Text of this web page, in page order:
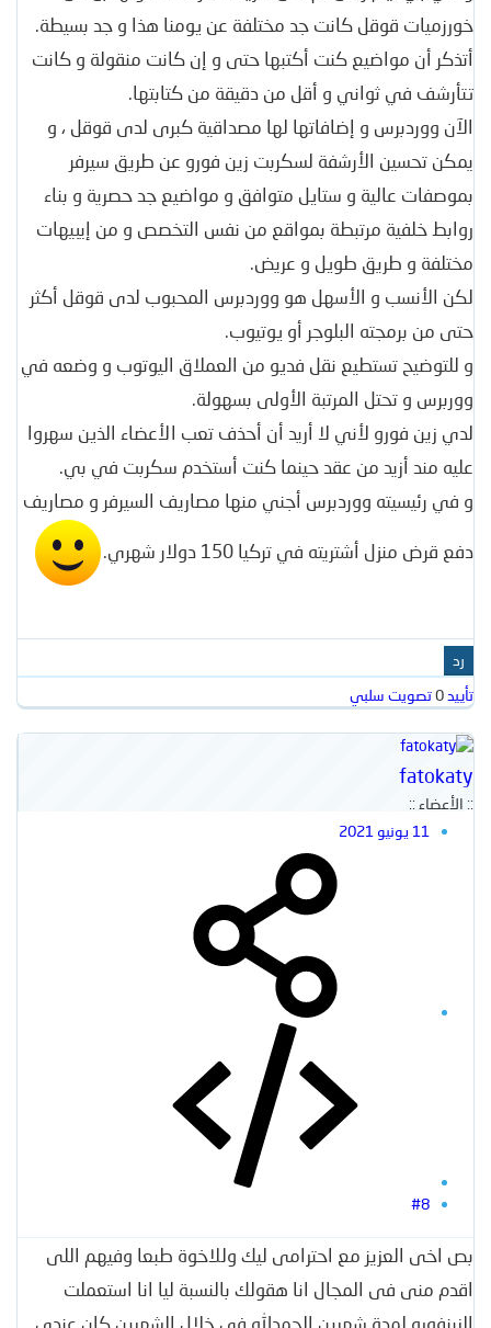
خورزميات قوقل كانت جد مختلفة عن يومنا هذا و جد بسيطة.
أتذكر أن مواضيع كنت أكتبها حتى و إن كانت منقولة و كانت
تتأرشف في ثواني و أقل من دقيقة من كتابتها.
الآن ووردبرس و إضافاتها لها مصداقية كبرى لدى قوقل ، و
يمكن تحسين الأرشفة لسكربت زين فورو عن طريق سيرفر
بموصفات عالية و ستايل متوافق و مواضيع جد حصرية و بناء
روابط خلفية مرتبطة بمواقع من نفس التخصص و من إيبيهات
مختلفة و طريق طويل و عريض.
لكن الأنسب و الأسهل هو ووردبرس المحبوب لدى قوقل أكثر
حتى من برمجته البلوجر أو يوتيوب.
و للتوضيح تستطيع نقل فديو من العملاق اليوتوب و وضعه في
ووربرس و تحتل المرتبة الأولى بسهولة.
لدي زين فورو لأني لا أريد أن أحذف تعب الأعضاء الذين سهروا
عليه مند أزيد من عقد حينما كنت أستخدم سكربت في بي.
و في رئيسيته ووردبرس أجني منها مصاريف السيرفر و مصاريف
دفع قرض منزل أشتريته في تركيا 150 دولار شهري.
رد
تأييد 0تصويت سلبي
fatokaty
:: الأعضاء ::
11 يونيو 2021
#8
بص اخى العزيز مع احترامى ليك وللاخوة طبعا وفيهم اللى
اقدم منى فى المجال انا هقولك بالنسبة ليا انا استعملت